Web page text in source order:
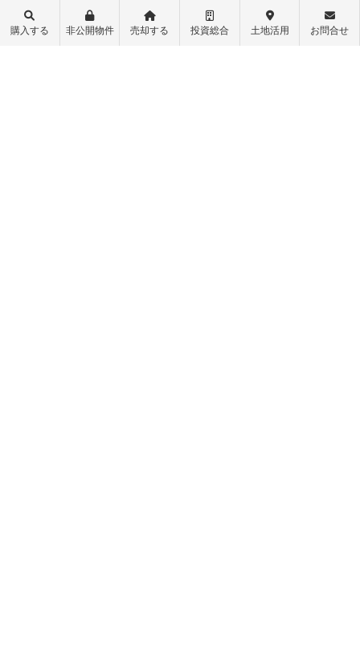
中古マンション
不動産投資
購入する 非公開物件 売却する 投資総合 土地活用 お問合せ